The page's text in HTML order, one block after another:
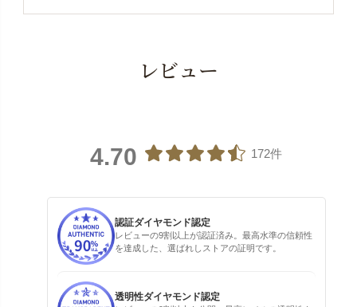
レビュー
4.70 172件
認証ダイヤモンド認定
レビューの9割以上が認証済み。最高水準の信頼性
を達成した、選ばれしストアの証明です。
透明性ダイヤモンド認定